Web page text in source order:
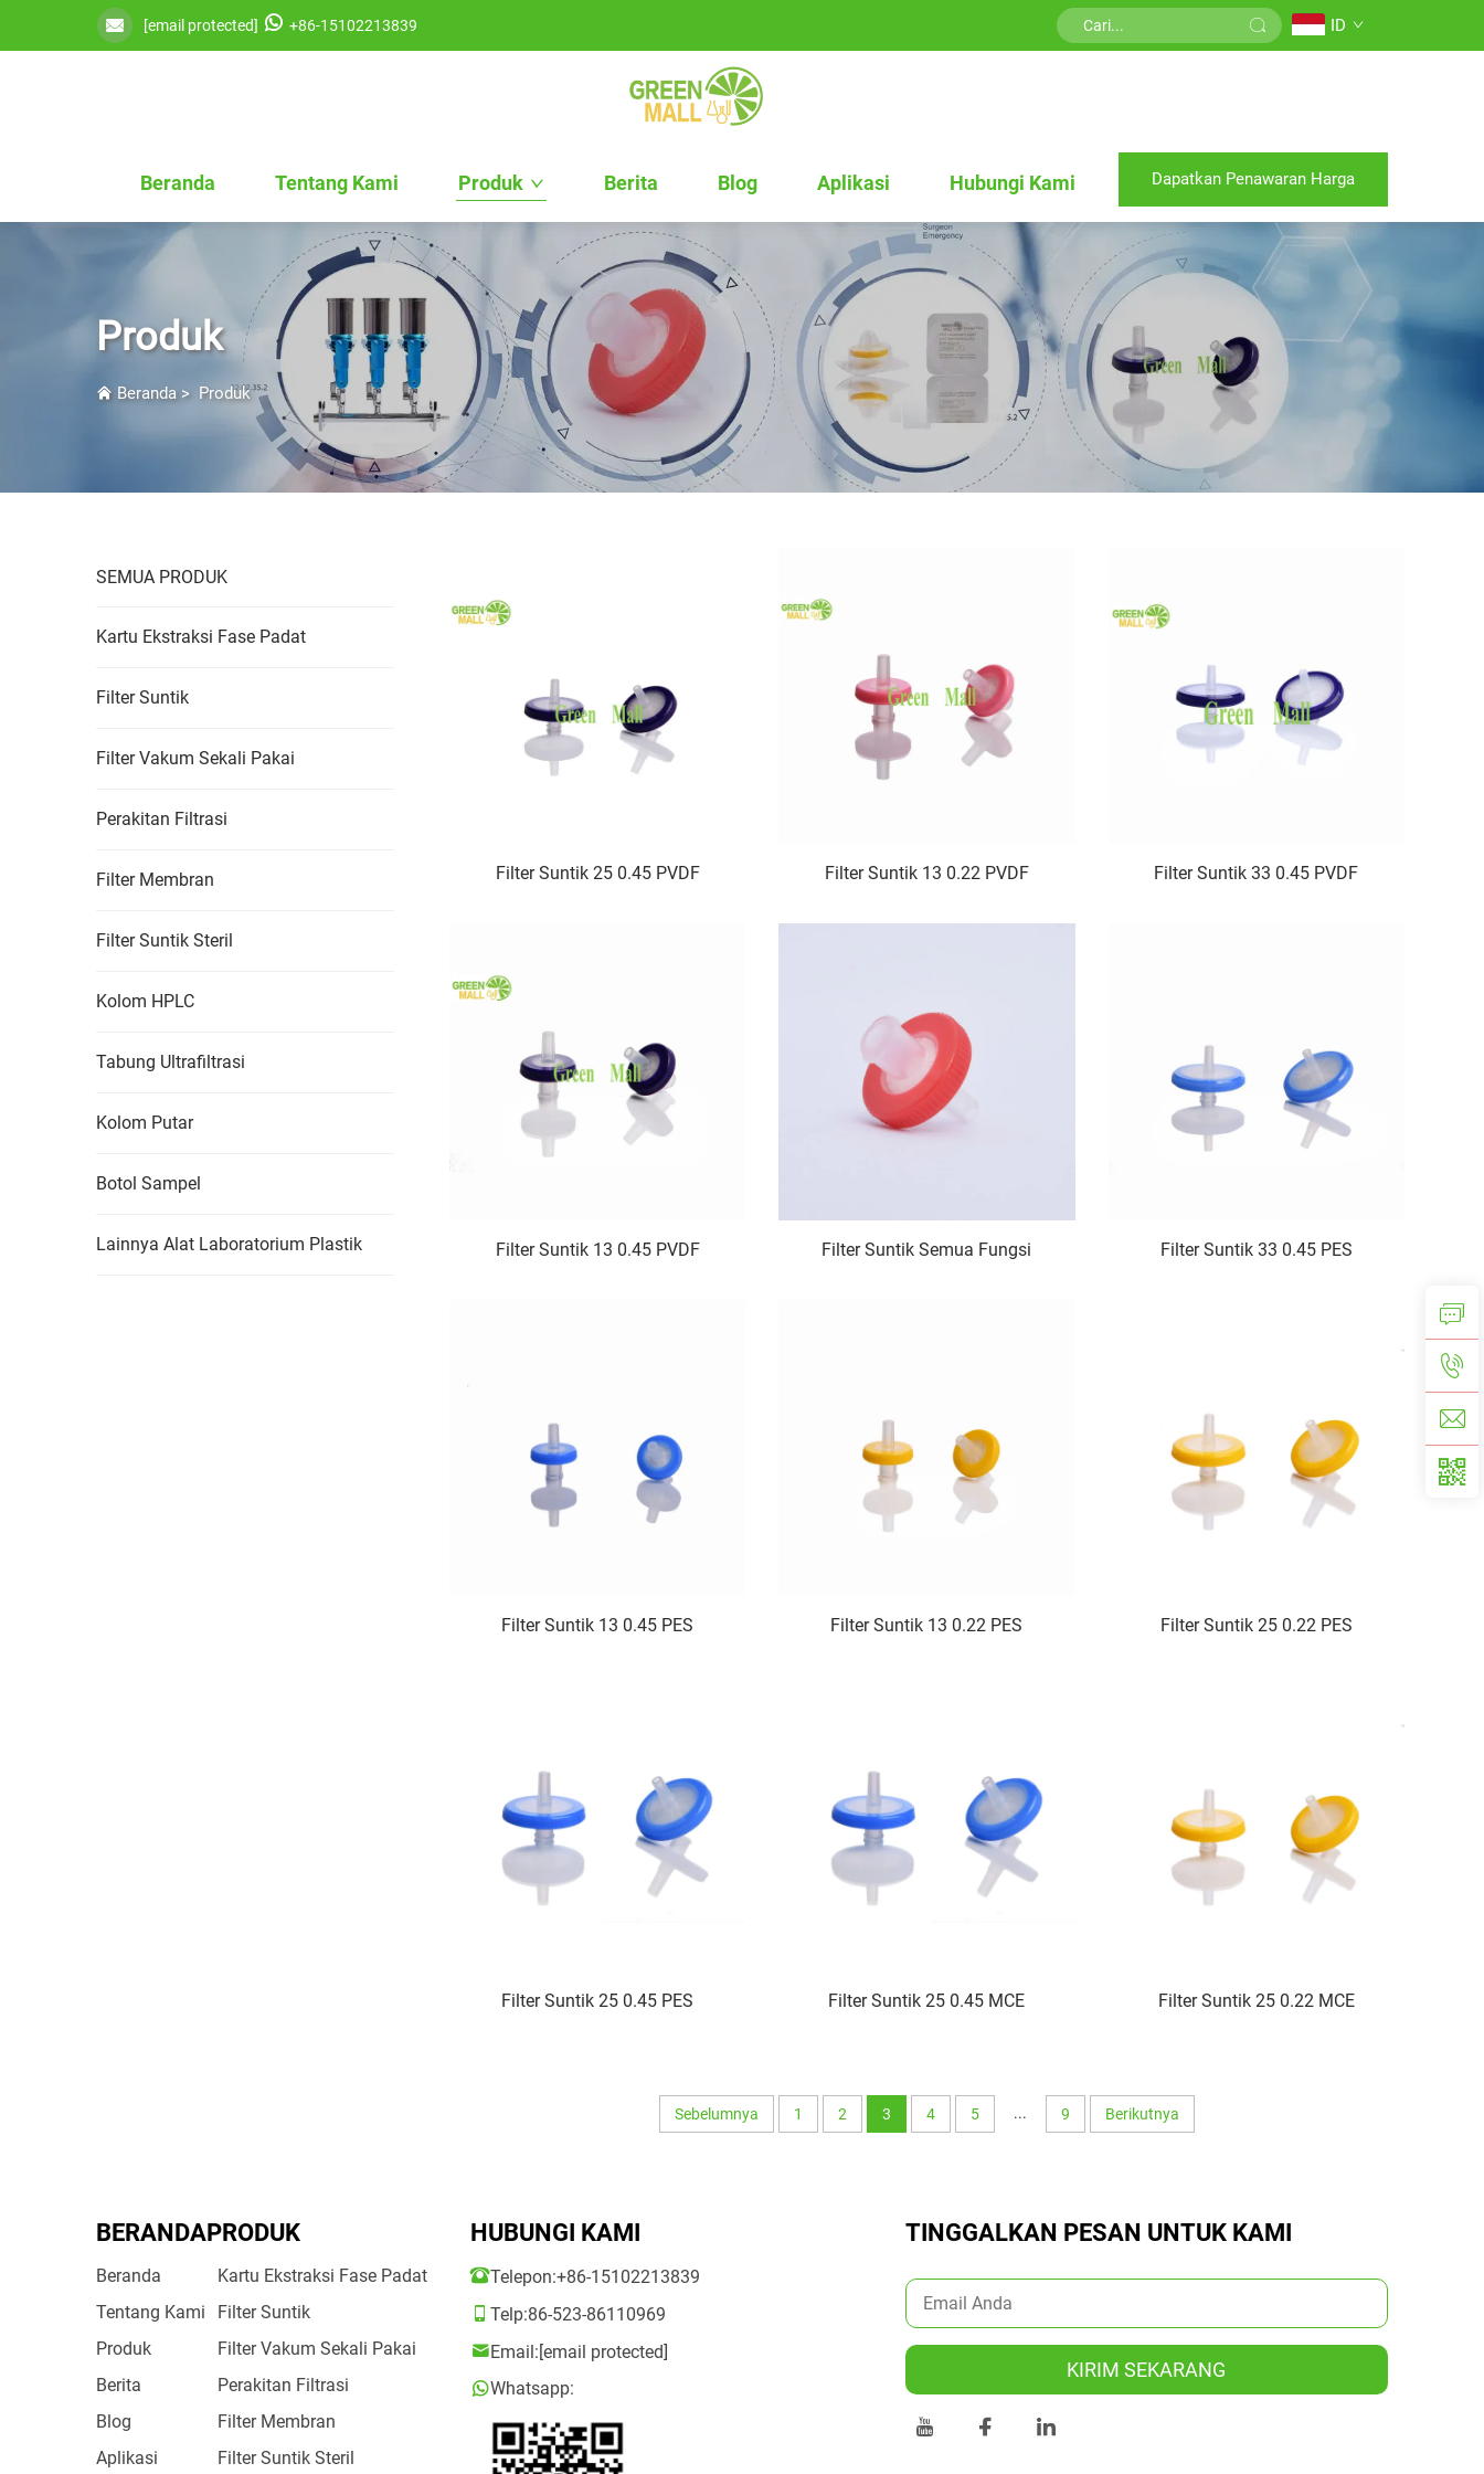
[email protected] +86-15102213839 ID
Beranda Tentang Kami Produk Berita Blog Aplikasi Hubungi Kami Dapatkan Penawaran Harga
Produk
Beranda> Produk
SEMUA PRODUK
Kartu Ekstraksi Fase Padat
Filter Suntik
Filter Vakum Sekali Pakai
Perakitan Filtrasi
Filter Membran
Filter Suntik Steril
Kolom HPLC
Tabung Ultrafiltrasi
Kolom Putar
Botol Sampel
Lainnya Alat Laboratorium Plastik
Filter Suntik 25 0.45 PVDF Filter Suntik 13 0.22 PVDF Filter Suntik 33 0.45 PVDF
Filter Suntik 13 0.45 PVDF Filter Suntik Semua Fungsi Filter Suntik 33 0.45 PES
Filter Suntik 13 0.45 PES Filter Suntik 13 0.22 PES Filter Suntik 25 0.22 PES
Filter Suntik 25 0.45 PES Filter Suntik 25 0.45 MCE Filter Suntik 25 0.22 MCE
Sebelumnya 1 2 3 4 5 ... 9 Berikutnya
BERANDA
Beranda
Tentang Kami
Produk
Berita
Blog
Aplikasi
PRODUK
Kartu Ekstraksi Fase Padat
Filter Suntik
Filter Vakum Sekali Pakai
Perakitan Filtrasi
Filter Membran
Filter Suntik Steril
HUBUNGI KAMI
Telepon:+86-15102213839
Telp:86-523-86110969
Email:[email protected]
Whatsapp:
TINGGALKAN PESAN UNTUK KAMI
KIRIM SEKARANG